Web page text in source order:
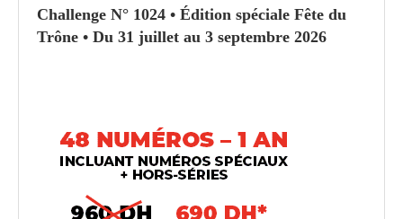
Challenge N° 1024 • Édition spéciale Fête du
Trône • Du 31 juillet au 3 septembre 2026